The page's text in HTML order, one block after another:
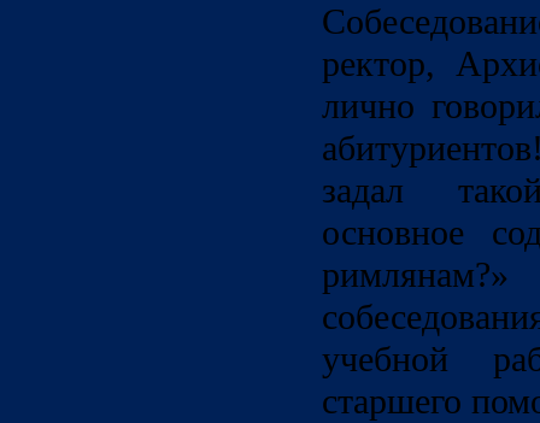
ректор,
лично
задал
основное
учебной
старшего